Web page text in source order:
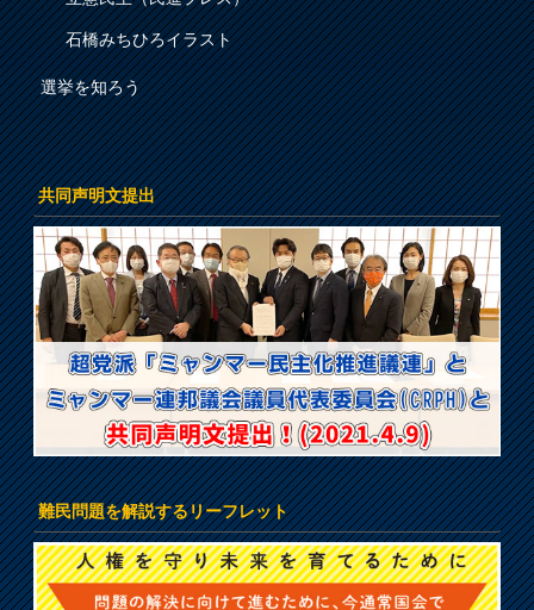
石橋みちひろイラスト
選挙を知ろう
共同声明文提出
難民問題を解説するリーフレット